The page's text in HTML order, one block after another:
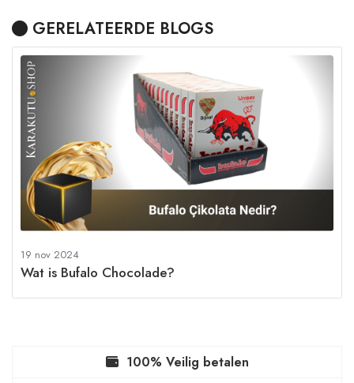
GERELATEERDE BLOGS
19 nov 2024
Wat is Bufalo Chocolade?
100% Veilig betalen